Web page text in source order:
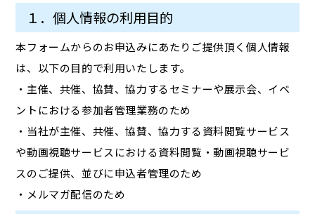
１．個人情報の利用目的
本フォームからのお申込みにあたりご提供頂く個人情報
は、以下の目的で利用いたします。
・主催、共催、協賛、協力するセミナーや展示会、イベ
ントにおける参加者管理業務のため
・当社が主催、共催、協賛、協力する資料閲覧サービス
や動画視聴サービスにおける資料閲覧・動画視聴サービ
スのご提供、並びに申込者管理のため
・メルマガ配信のため